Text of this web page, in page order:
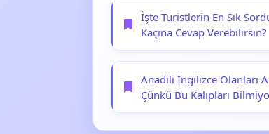
İşte Turistlerin En Sık
Kaçına Cevap Verebilirsin?
Anadili İngilizce Olanları
Çünkü Bu Kalıpları